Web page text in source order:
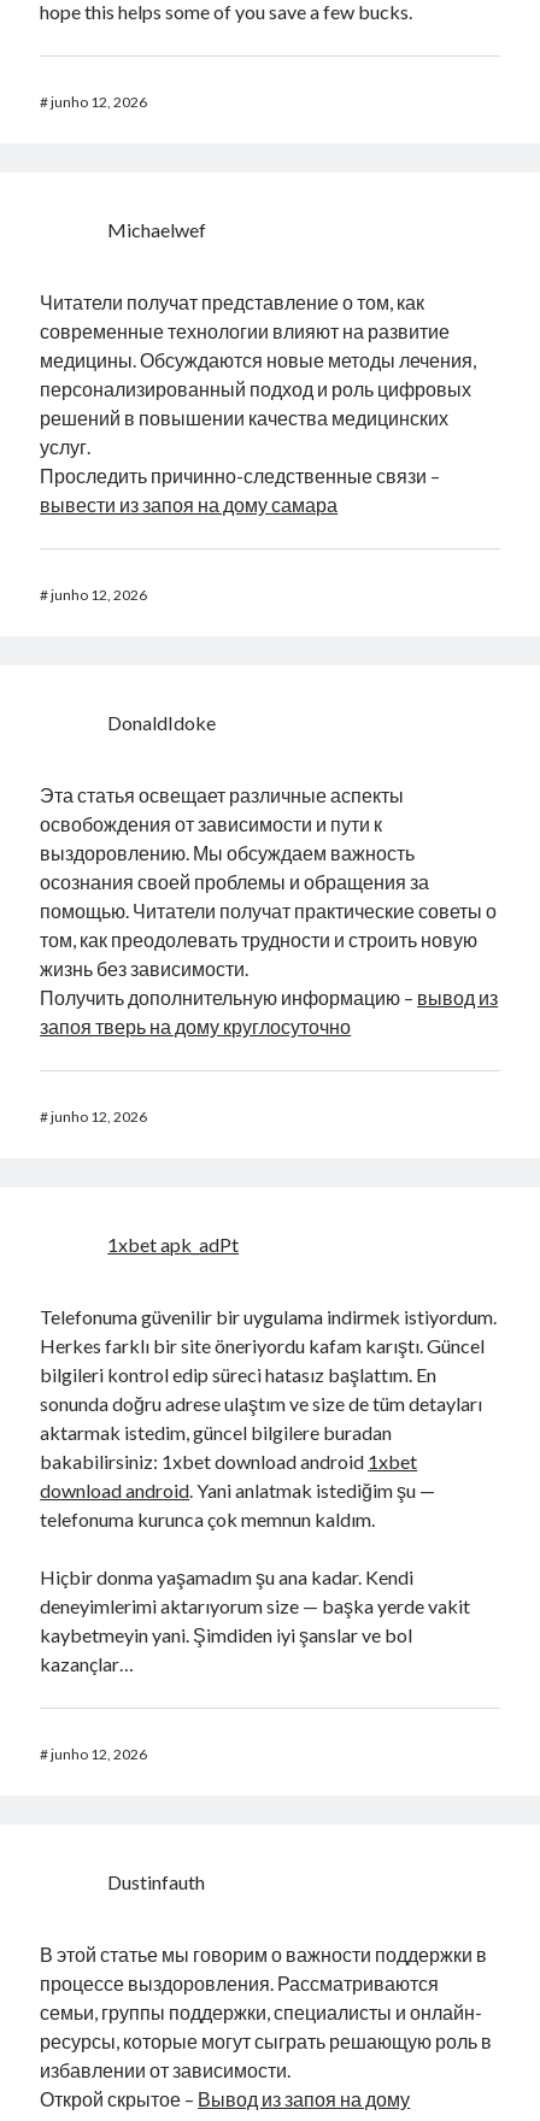
hope this helps some of you save a few bucks.
#junho 12, 2026
Michaelwef
Читатели получат представление о том, как
современные технологии влияют на развитие
медицины. Обсуждаются новые методы лечения,
персонализированный подход и роль цифровых
решений в повышении качества медицинских
услуг.
Проследить причинно-следственные связи –
вывести из запоя на дому самара
#junho 12, 2026
DonaldIdoke
Эта статья освещает различные аспекты
освобождения от зависимости и пути к
выздоровлению. Мы обсуждаем важность
осознания своей проблемы и обращения за
помощью. Читатели получат практические советы о
том, как преодолевать трудности и строить новую
жизнь без зависимости.
Получить дополнительную информацию – вывод из
запоя тверь на дому круглосуточно
#junho 12, 2026
1xbet apk_adPt
Telefonuma güvenilir bir uygulama indirmek istiyordum.
Herkes farklı bir site öneriyordu kafam karıştı. Güncel
bilgileri kontrol edip süreci hatasız başlattım. En
sonunda doğru adrese ulaştım ve size de tüm detayları
aktarmak istedim, güncel bilgilere buradan
bakabilirsiniz: 1xbet download android 1xbet
download android. Yani anlatmak istediğim şu —
telefonuma kurunca çok memnun kaldım.
Hiçbir donma yaşamadım şu ana kadar. Kendi
deneyimlerimi aktarıyorum size — başka yerde vakit
kaybetmeyin yani. Şimdiden iyi şanslar ve bol
kazançlar…
#junho 12, 2026
Dustinfauth
В этой статье мы говорим о важности поддержки в
процессе выздоровления. Рассматриваются
семьи, группы поддержки, специалисты и онлайн-
ресурсы, которые могут сыграть решающую роль в
избавлении от зависимости.
Открой скрытое – Вывод из запоя на дому